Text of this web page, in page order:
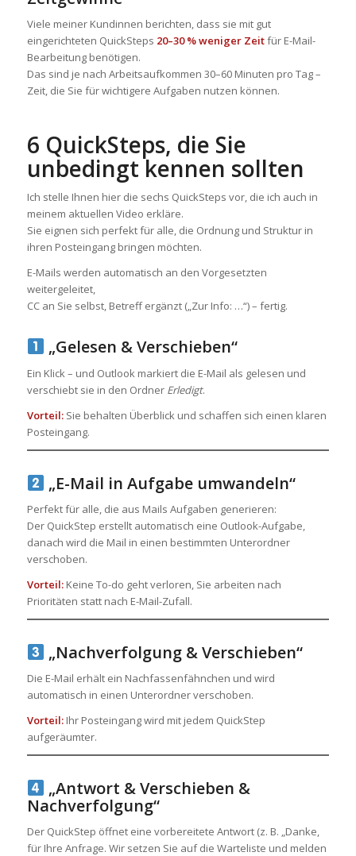
Viele meiner Kundinnen berichten, dass sie mit gut
eingerichteten QuickSteps 20–30 % weniger Zeitfür E-Mail-
Bearbeitung benötigen.
Das sind je nach Arbeitsaufkommen 30–60 Minuten pro Tag –
Zeit, die Sie für wichtigere Aufgaben nutzen können.
6 QuickSteps, die Sie
unbedingt kennen sollten
Ich stelle Ihnen hier die sechs QuickSteps vor, die ich auch in
meinem aktuellen Video erkläre.
Sie eignen sich perfekt für alle, die Ordnung und Struktur in
ihren Posteingang bringen möchten.
E-Mails werden automatisch an den Vorgesetzten
weitergeleitet,
CC an Sie selbst, Betreff ergänzt („Zur Info: …“) – fertig.
„Gelesen & Verschieben“
Ein Klick – und Outlook markiert die E-Mail als gelesen und
verschiebt sie in den Ordner Erledigt.
Vorteil:Sie behalten Überblick und schaffen sich einen klaren
Posteingang.
„E-Mail in Aufgabe umwandeln“
Perfekt für alle, die aus Mails Aufgaben generieren:
Der QuickStep erstellt automatisch eine Outlook-Aufgabe,
danach wird die Mail in einen bestimmten Unterordner
verschoben.
Vorteil:Keine To-do geht verloren, Sie arbeiten nach
Prioritäten statt nach E-Mail-Zufall.
„Nachverfolgung & Verschieben“
Die E-Mail erhält ein Nachfassenfähnchen und wird
automatisch in einen Unterordner verschoben.
Vorteil:Ihr Posteingang wird mit jedem QuickStep
aufgeräumter.
„Antwort & Verschieben &
Nachverfolgung“
Der QuickStep öffnet eine vorbereitete Antwort (z. B. „Danke,
für Ihre Anfrage. Wir setzen Sie auf die Warteliste und melden